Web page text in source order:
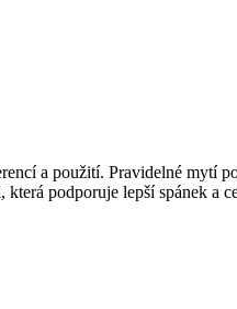
a použití. Pravidelné mytí
podporuje lepší spánek a